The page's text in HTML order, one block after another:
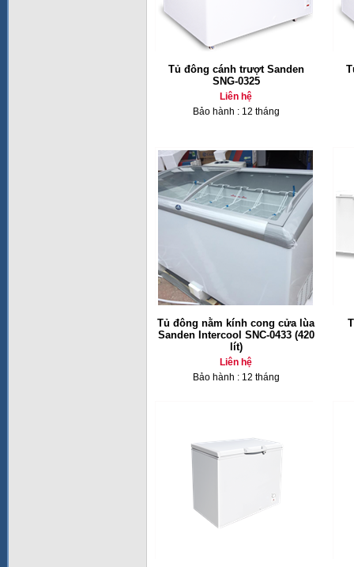
Tủ đông cánh trượt Sanden
SNG-0325
Liên hệ
Bảo hành : 12 tháng
Tủ đông nằm kính cong cửa lùa
Sanden Intercool SNC-0433 (420
lít)
Liên hệ
Bảo hành : 12 tháng